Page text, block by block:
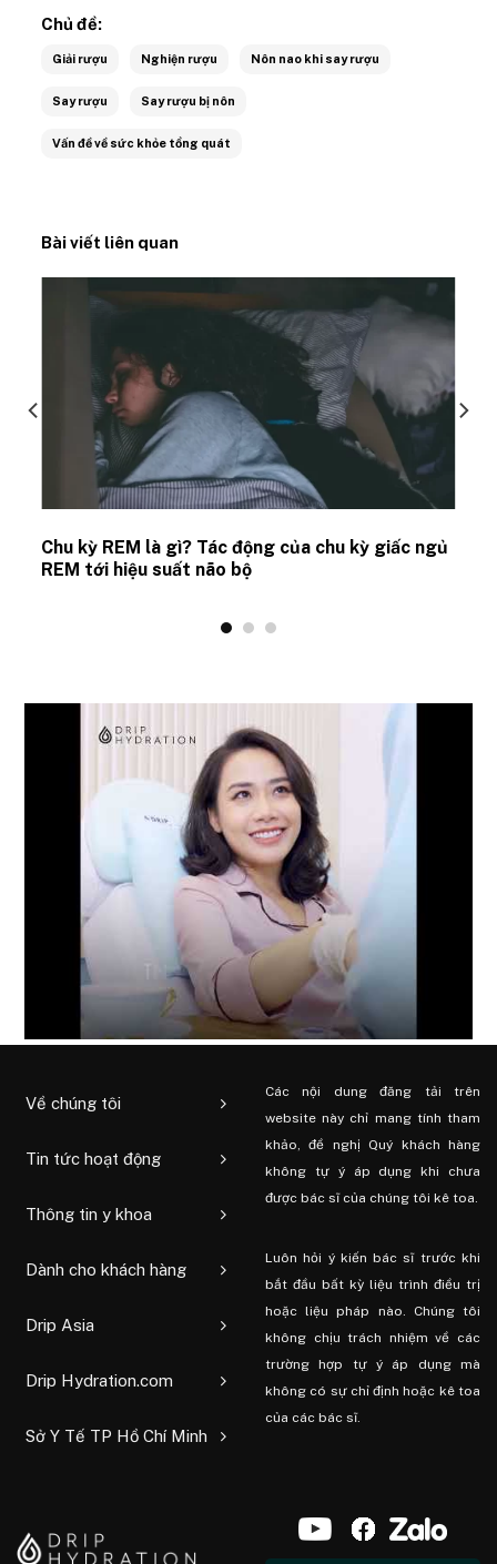
Chủ đề:
Giải rượu Nghiện rượu Nôn nao khi say rượu
Say rượu Say rượu bị nôn
Vấn đề về sức khỏe tổng quát
Bài viết liên quan
Chu kỳ REM là gì? Tác động của chu kỳ giấc ngủ
REM tới hiệu suất não bộ
Về chúng tôi
Tin tức hoạt động
Thông tin y khoa
Dành cho khách hàng
Drip Asia
Drip Hydration.com
Sở Y Tế TP Hồ Chí Minh
Các nội dung đăng tải trên
website này chỉ mang tính tham
khảo, đề nghị Quý khách hàng
không tự ý áp dụng khi chưa
được bác sĩ của chúng tôi kê toa.
Luôn hỏi ý kiến ​​bác sĩ trước khi
bắt đầu bất kỳ liệu trình điều trị
hoặc liệu pháp nào. Chúng tôi
không chịu trách nhiệm về các
trường hợp tự ý áp dụng mà
không có sự chỉ định hoặc kê toa
của các bác sĩ.